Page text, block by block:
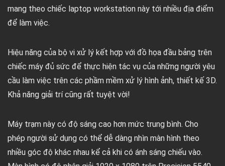
mang theo chiếc laptop workstation này tới nhiều địa điểm
để làm việc.
Hiệu năng của bộ vi xử lý kết hợp với đồ họa đầu bảng trên
chiếc máy đủ sức để thực hiện tác vụ của những người yêu
cầu làm việc trên các phầm mềm xử lý hình ảnh, thiết kế 3D.
Khả năng giải trí cũng rất tuyệt vời!
Máy trạm này có độ sáng cao hơn mức trung bình. Cho
phép người sử dụng có thể dễ dàng nhìn màn hình theo
nhiều góc độ khác nhau kể cả khi có ánh sáng chiếu vào.